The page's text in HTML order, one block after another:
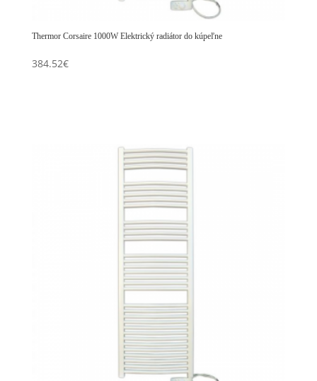
Thermor Corsaire 1000W Elektrický radiátor do kúpeľne
384.52€